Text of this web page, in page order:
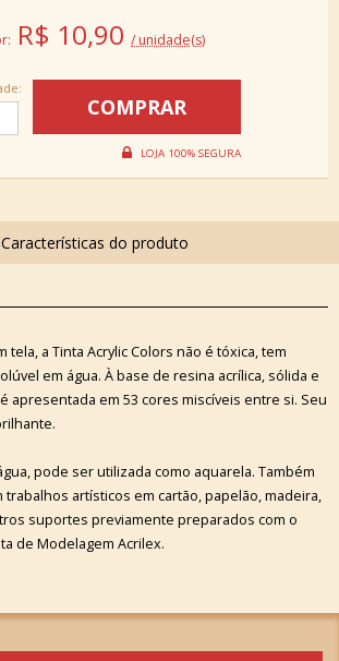
R$ 10,90 / unidade(s)
tela, a Tinta Acrylic Colors não é tóxica, tem
em água. À base de resina acrílica, sólida e
apresentada em 53 cores miscíveis entre si. Seu
pode ser utilizada como aquarela. Também
artísticos em cartão, papelão, madeira,
suportes previamente preparados com o
de Modelagem Acrilex.